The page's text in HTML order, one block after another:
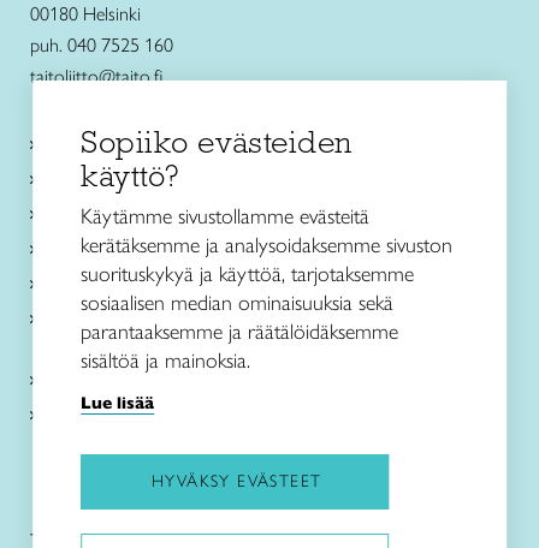
00180 Helsinki
puh. 040 7525 160
taitoliitto@taito.fi
Käsityökurssit ja koulutus
Ajankohtaista
Käsityöohjeet
Me olemme Taito
Paikallinen toiminta
Verkkokaupat
Kirjaudu Arviin
Kirjaudu Taitocampukseen
Taitoliitto: Taito-lehti:
Sopiiko evästeiden
käyttö?
Käytämme sivustollamme evästeitä
kerätäksemme ja analysoidaksemme sivuston
suorituskykyä ja käyttöä, tarjotaksemme
sosiaalisen median ominaisuuksia sekä
parantaaksemme ja räätälöidäksemme
sisältöä ja mainoksia.
Lue lisää
HYVÄKSY EVÄSTEET